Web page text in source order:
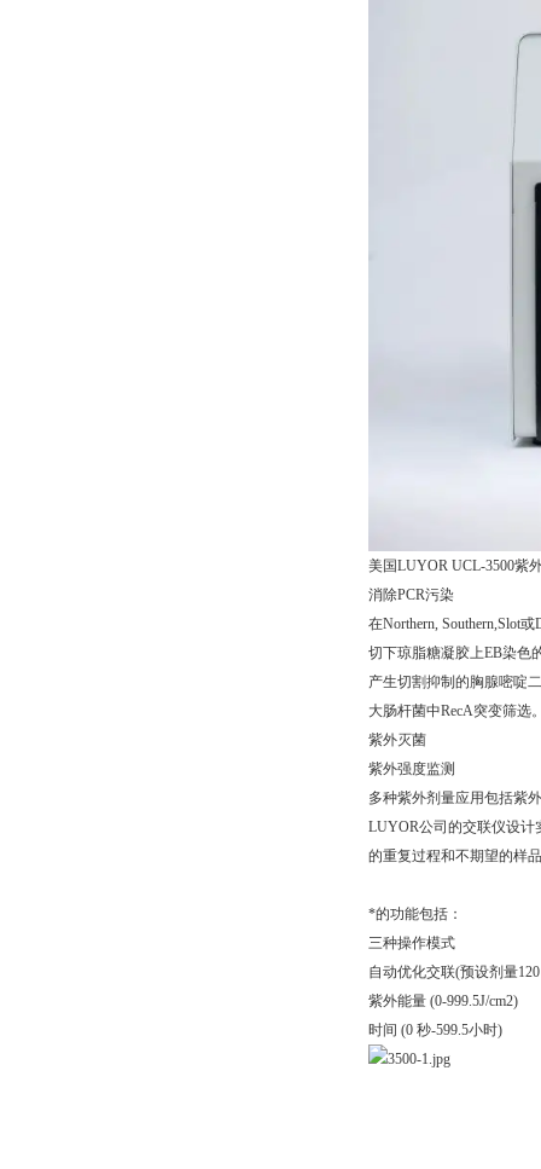
美国LUYOR UCL-3500紫
消除PCR污染
在Northern, Southern,Slot
切下琼脂糖凝胶上EB染色
产生切割抑制的胸腺嘧啶
大肠杆菌中RecA突变筛选
紫外灭菌
紫外强度监测
多种紫外剂量应用包括紫
LUYOR公司的交联仪设计
的重复过程和不期望的样
*的功能包括：
三种操作模式
自动优化交联(预设剂量120
紫外能量 (0-999.5J/cm2)
时间 (0 秒-599.5小时)